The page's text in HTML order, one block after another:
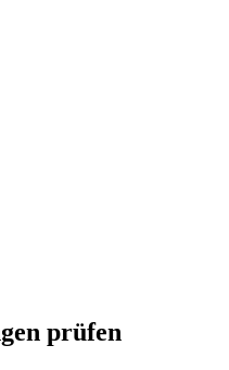
Gesellschaft
prüfen